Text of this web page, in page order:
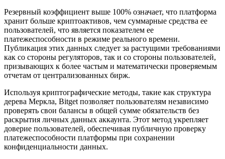
Резервный коэффициент выше 100% означает, что платформа
хранит больше криптоактивов, чем суммарные средства ее
пользователей, что является показателем ее
платежеспособности в режиме реального времени.
Публикация этих данных следует за растущими требованиями
как со стороны регуляторов, так и со стороны пользователей,
призывающих к более частым и математически проверяемым
отчетам от централизованных бирж.
Используя криптографические методы, такие как структура
дерева Меркла, Bitget позволяет пользователям независимо
проверять свои балансы в общей сумме обязательств без
раскрытия личных данных аккаунта. Этот метод укрепляет
доверие пользователей, обеспечивая публичную проверку
платежеспособности платформы при сохранении
конфиденциальности данных.